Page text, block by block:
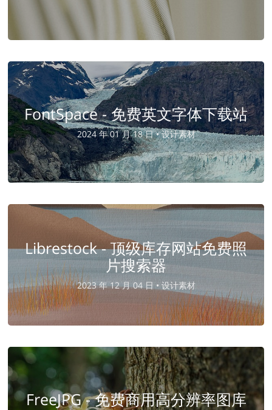
FontSpace - 免费英文字体下载站
2024 年 01 月 18 日 •设计素材
Librestock - 顶级库存网站免费照
片搜索器
2023 年 12 月 04 日 • 设计素材
FreeJPG - 免费商用高分辨率图库